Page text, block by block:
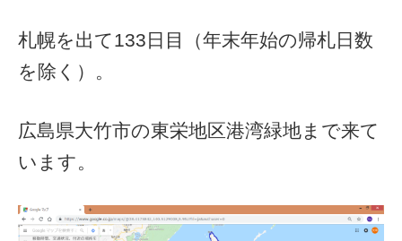
札幌を出て133日目（年末年始の帰札日数
を除く）。
広島県大竹市の東栄地区港湾緑地まで来て
います。